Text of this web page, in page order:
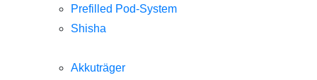
Prefilled Pod-System
Shisha
Akkuträger